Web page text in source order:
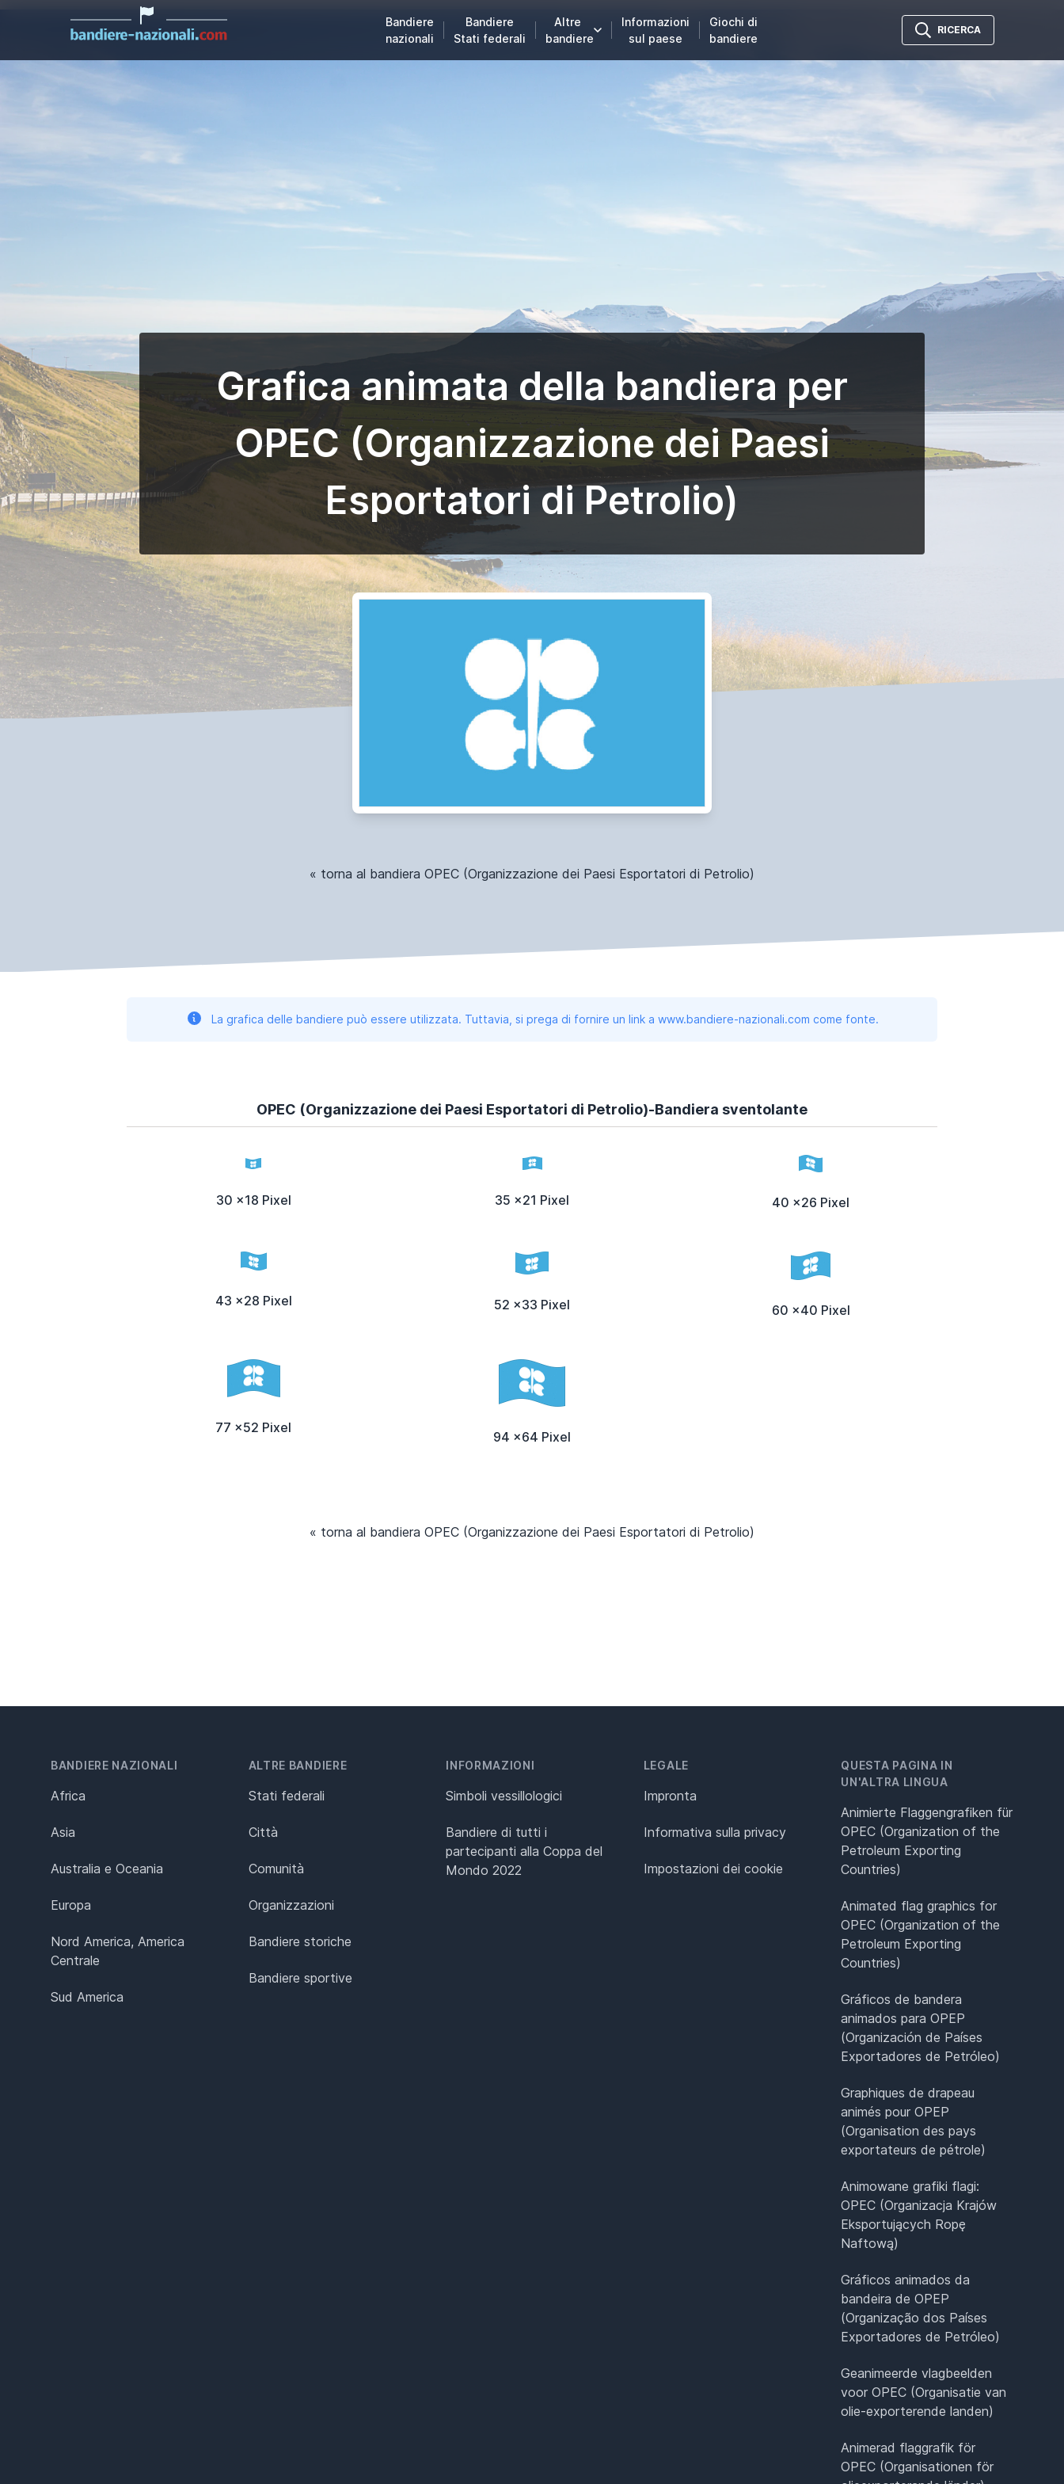
Bandiere
nazionali
Bandiere
Stati federali
Altre
bandiere
Informazioni
sul paese
Giochi di
bandiere
RICERCA
Grafica animata della bandiera per
OPEC (Organizzazione dei Paesi
Esportatori di Petrolio)
« torna al bandiera OPEC (Organizzazione dei Paesi Esportatori di Petrolio)
La grafica delle bandiere può essere utilizzata. Tuttavia, si prega di fornire un link a www.bandiere-nazionali.com come fonte.
OPEC (Organizzazione dei Paesi Esportatori di Petrolio)-Bandiera sventolante
30 x18 Pixel 35 x21 Pixel 40 x26 Pixel
43 x28 Pixel 52 x33 Pixel 60 x40 Pixel
77 x52 Pixel
94 x64 Pixel
« torna al bandiera OPEC (Organizzazione dei Paesi Esportatori di Petrolio)
BANDIERE NAZIONALI
Africa
Asia
Australia e Oceania
Europa
Nord America, America
Centrale
Sud America
ALTRE BANDIERE
Stati federali
Città
Comunità
Organizzazioni
Bandiere storiche
Bandiere sportive
INFORMAZIONI
Simboli vessillologici
Bandiere di tutti i
partecipanti alla Coppa del
Mondo 2022
LEGALE
Impronta
Informativa sulla privacy
Impostazioni dei cookie
QUESTA PAGINA IN
UN'ALTRA LINGUA
Animierte Flaggengrafiken für
OPEC (Organization of the
Petroleum Exporting
Countries)
Animated flag graphics for
OPEC (Organization of the
Petroleum Exporting
Countries)
Gráficos de bandera
animados para OPEP
(Organización de Países
Exportadores de Petróleo)
Graphiques de drapeau
animés pour OPEP
(Organisation des pays
exportateurs de pétrole)
Animowane grafiki flagi:
OPEC (Organizacja Krajów
Eksportujących Ropę
Naftową)
Gráficos animados da
bandeira de OPEP
(Organização dos Países
Exportadores de Petróleo)
Geanimeerde vlagbeelden
voor OPEC (Organisatie van
olie-exporterende landen)
Animerad flaggrafik för
OPEC (Organisationen för